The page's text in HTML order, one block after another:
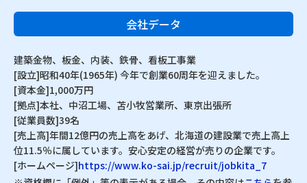
会社データ
建築金物、板金、内装、鉄骨、看板工事業
[設立]昭和40年(1965年) 今年で創業60周年を迎えました。
[資本金]1,000万円
[拠点]本社、中沼工場、苫小牧営業所、東京出張所
[従業員数]39名
[売上高]年間12億円の売上高をあげ、北海道の建設業で売上高上
位11.5％に属しています。安心安定の経営が売りの企業です。
[ホームページ]https://www.ko-sai.jp/recruit/jobkita_7